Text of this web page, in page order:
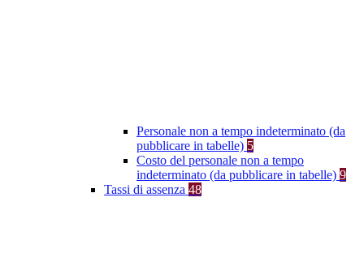
Personale non a tempo indeterminato (da
pubblicare in tabelle) 5
Costo del personale non a tempo
indeterminato (da pubblicare in tabelle) 9
Tassi di assenza 48